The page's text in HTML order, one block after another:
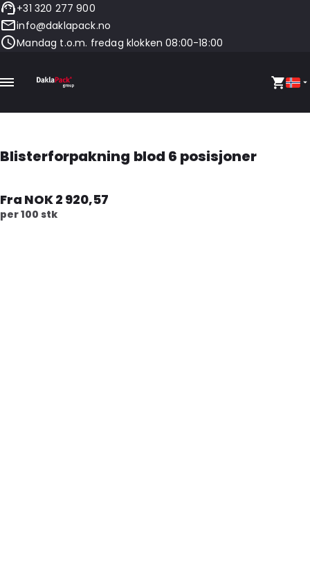
+31 320 277 900
info@daklapack.no
Mandag t.o.m. fredag klokken 08:00-18:00
Blisterforpakning blod 6 posisjoner
Fra NOK 2 920,57
per 100 stk